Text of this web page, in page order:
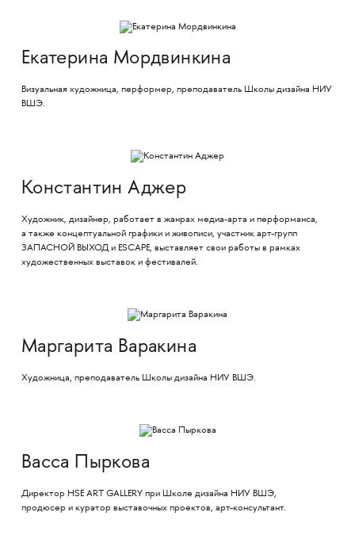
Екатерина Мордвинкина
Визуальная художница, перформер, преподаватель Школы дизайна НИУ
ВШЭ.
Константин Аджер
Художник, дизайнер, работает в жанрах медиа-арта и перформанса,
а также концептуальной графики и живописи, участник арт-групп
ЗАПАСНОЙ ВЫХОД и ESCAPE, выставляет свои работы в рамках
художественных выставок и фестивалей.
Маргарита Варакина
Художница, преподаватель Школы дизайна НИУ ВШЭ.
Васса Пыркова
Директор HSE ART GALLERY при Школе дизайна НИУ ВШЭ,
продюсер и куратор выставочных проектов, арт-консультант.